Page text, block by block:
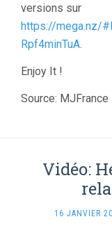
versions sur
https://mega.nz/
Rpf4minTuA.
Enjoy It !
Source: MJFrance
Vidéo:
16 JANVIER